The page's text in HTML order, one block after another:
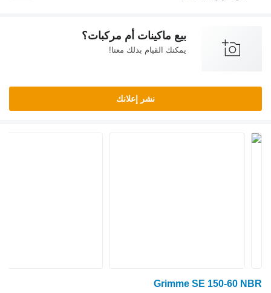
بيع ماكينات أم مركبات؟
يمكنك القيام بذلك معنا!
نشر إعلانك
Grimme SE 150-60 NBR